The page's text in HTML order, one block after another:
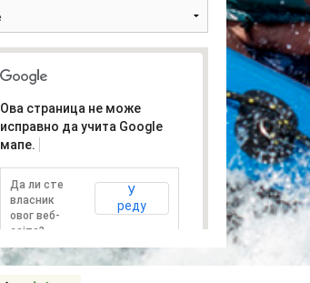
Ова страница не може
исправно да учита Google
мапе.
Да ли сте
власник
овог веб-
сајта?
У
реду